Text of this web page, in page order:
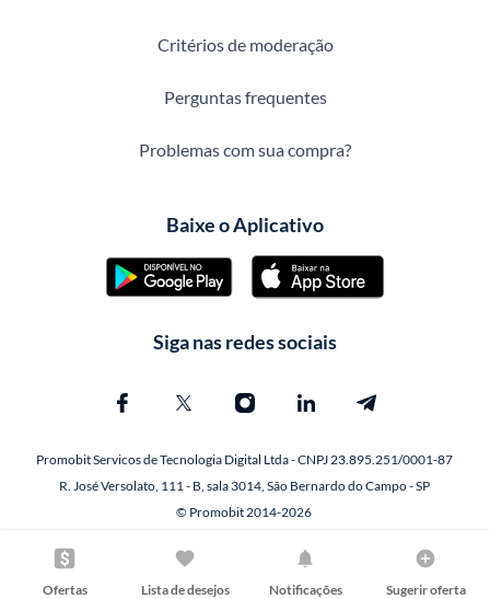
Ofertas Lista de desejos Notificações Sugerir oferta
Critérios de moderação
Perguntas frequentes
Problemas com sua compra?
Baixe o Aplicativo
Siga nas redes sociais
Promobit Servicos de Tecnologia Digital Ltda - CNPJ 23.895.251/0001-87
R. José Versolato, 111 - B, sala 3014, São Bernardo do Campo - SP
© Promobit 2014-2026